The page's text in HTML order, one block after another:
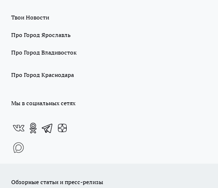
Твои Новости
Про Город Ярославль
Про Город Владивосток
Про Город Краснодара
Мы в социальных сетях
Обзорные статьи и пресс-релизы